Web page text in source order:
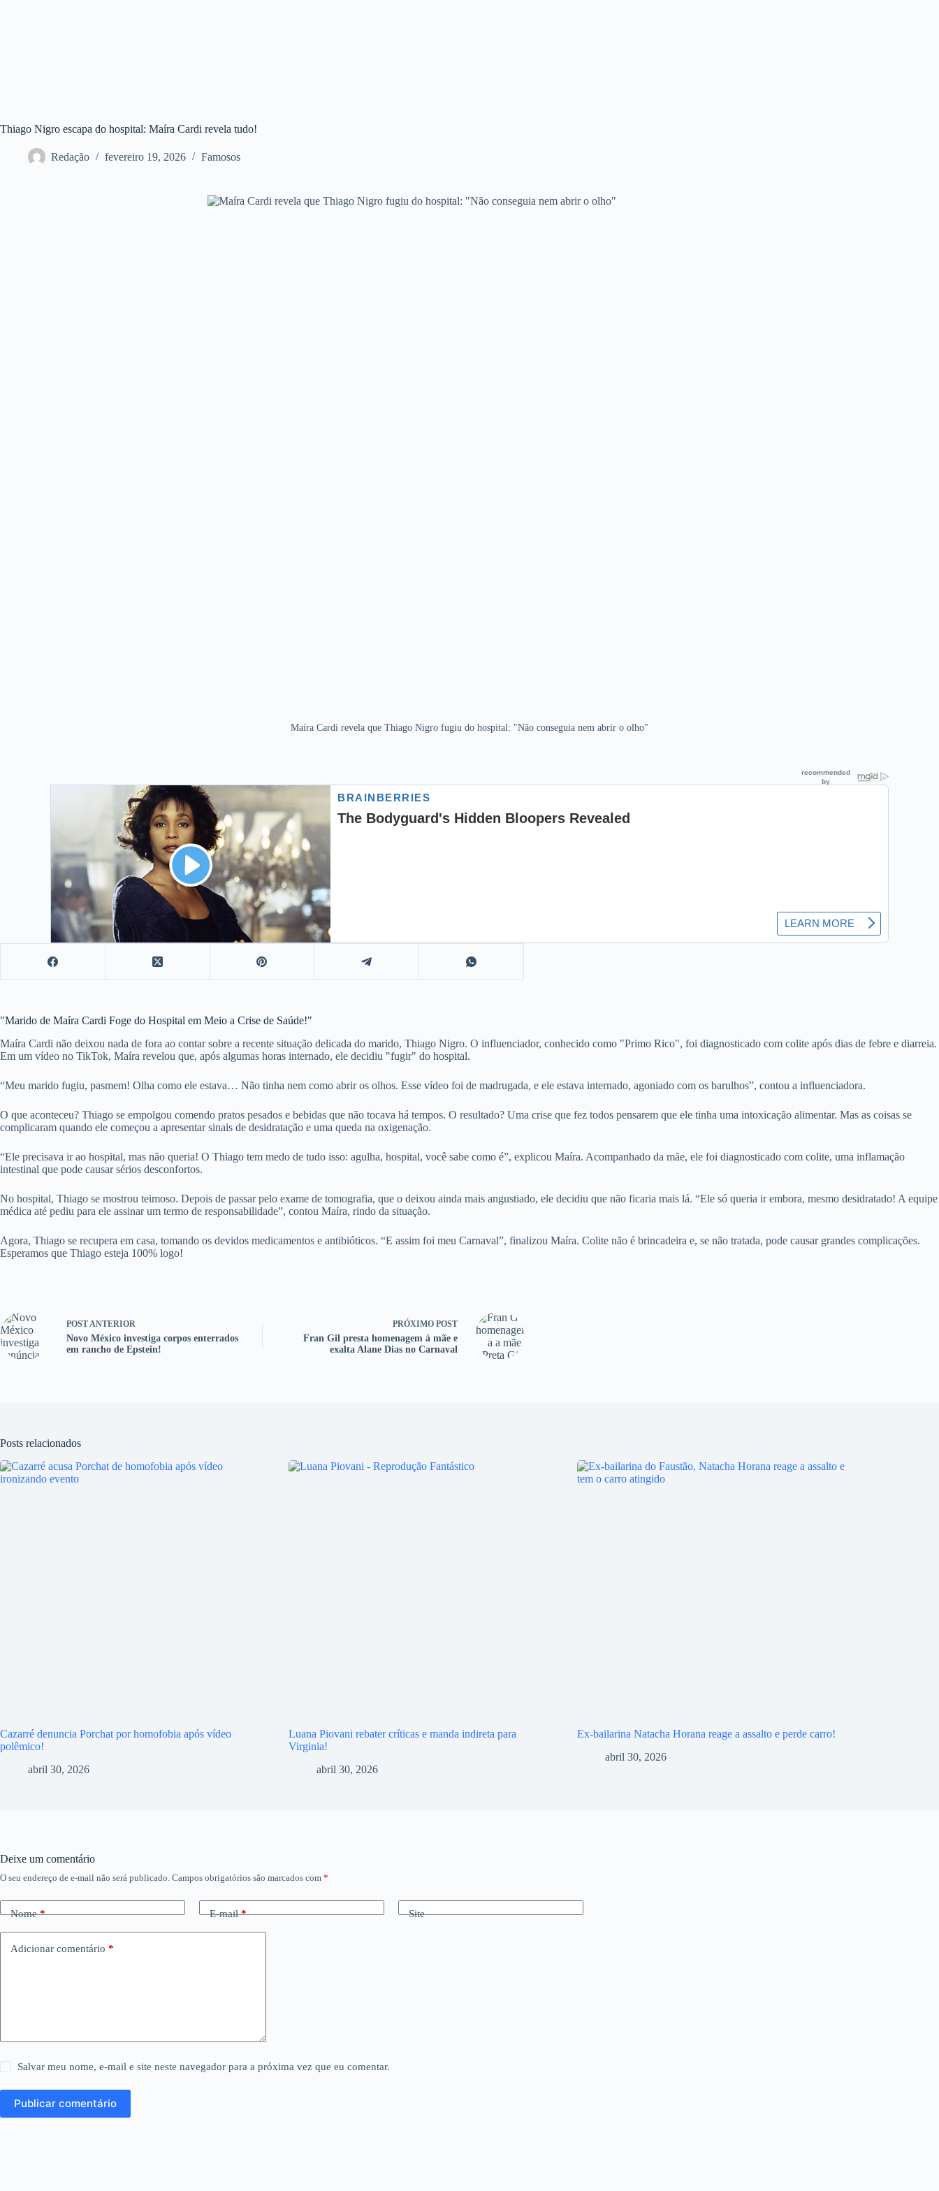
Thiago Nigro escapa do hospital: Maíra Cardi revela tudo!
Redação fevereiro 19, 2026 Famosos
Maíra Cardi revela que Thiago Nigro fugiu do hospital: "Não conseguia nem abrir o olho"
"Marido de Maíra Cardi Foge do Hospital em Meio a Crise de Saúde!"
Maíra Cardi não deixou nada de fora ao contar sobre a recente situação delicada do marido, Thiago Nigro. O influenciador, conhecido como "Primo Rico", foi diagnosticado com colite após dias de febre e diarreia.
Em um vídeo no TikTok, Maíra revelou que, após algumas horas internado, ele decidiu "fugir" do hospital.
“Meu marido fugiu, pasmem! Olha como ele estava… Não tinha nem como abrir os olhos. Esse vídeo foi de madrugada, e ele estava internado, agoniado com os barulhos”, contou a influenciadora.
O que aconteceu? Thiago se empolgou comendo pratos pesados e bebidas que não tocava há tempos. O resultado? Uma crise que fez todos pensarem que ele tinha uma intoxicação alimentar. Mas as coisas se
complicaram quando ele começou a apresentar sinais de desidratação e uma queda na oxigenação.
“Ele precisava ir ao hospital, mas não queria! O Thiago tem medo de tudo isso: agulha, hospital, você sabe como é”, explicou Maíra. Acompanhado da mãe, ele foi diagnosticado com colite, uma inflamação
intestinal que pode causar sérios desconfortos.
No hospital, Thiago se mostrou teimoso. Depois de passar pelo exame de tomografia, que o deixou ainda mais angustiado, ele decidiu que não ficaria mais lá. “Ele só queria ir embora, mesmo desidratado! A equipe
médica até pediu para ele assinar um termo de responsabilidade”, contou Maíra, rindo da situação.
Agora, Thiago se recupera em casa, tomando os devidos medicamentos e antibióticos. “E assim foi meu Carnaval”, finalizou Maíra. Colite não é brincadeira e, se não tratada, pode causar grandes complicações.
Esperamos que Thiago esteja 100% logo!
POST ANTERIOR
Novo México investiga corpos enterrados
em rancho de Epstein!
PRÓXIMO POST
Fran Gil presta homenagem à mãe e
exalta Alane Dias no Carnaval
Posts relacionados
Cazarré denuncia Porchat por homofobia após vídeo
polêmico!
abril 30, 2026
Luana Piovani rebater críticas e manda indireta para
Virginia!
abril 30, 2026
Ex-bailarina Natacha Horana reage a assalto e perde carro!
abril 30, 2026
Deixe um comentário
O seu endereço de e-mail não será publicado. Campos obrigatórios são marcados com *
Nome* E-mail* Site
Adicionar comentário *
Salvar meu nome, e-mail e site neste navegador para a próxima vez que eu comentar.
Publicar comentário